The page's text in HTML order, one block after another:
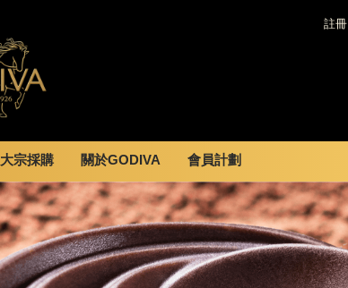
註冊
全部
大宗採購
婚禮系列
企業贈禮
關於GODIVA
GODIVA故事
GODVIA巧克力
GODIVA品質承諾
GODIVA大師團隊
會員計劃